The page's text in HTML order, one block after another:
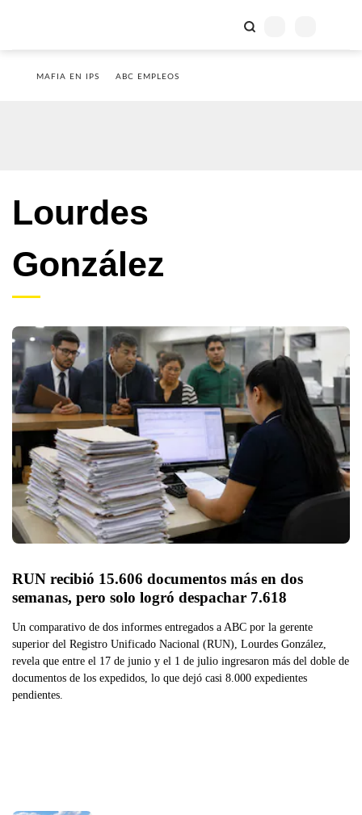
MAFIA EN IPS ABC EMPLEOS
Lourdes
González
RUN recibió 15.606 documentos más en dos
semanas, pero solo logró despachar 7.618
Un comparativo de dos informes entregados a ABC por la gerente
superior del Registro Unificado Nacional (RUN), Lourdes González,
revela que entre el 17 de junio y el 1 de julio ingresaron más del doble de
documentos de los expedidos, lo que dejó casi 8.000 expedientes
pendientes.